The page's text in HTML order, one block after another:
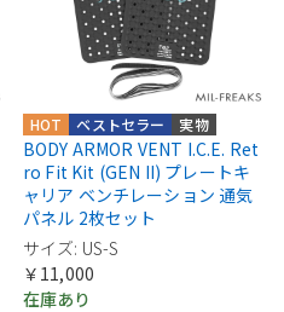
実物
ベストセラー
HOT
BODY ARMOR VENT I.C.E. Ret
ro Fit Kit (GEN II) プレートキ
ャリア ベンチレーション 通気
パネル 2枚セット
サイズ: US-S
￥11,000
在庫あり